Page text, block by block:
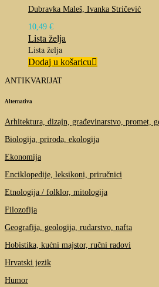
Dubravka Maleš, Ivanka Stričević
10,49 €
Lista želja
Lista želja
Dodaj u košaricu
ANTIKVARIJAT
Alternativa
Arhitektura, dizajn, građevinarstvo, promet,
Biologija, priroda, ekologija
Ekonomija
Enciklopedije, leksikoni, priručnici
Etnologija / folklor, mitologija
Filozofija
Geografija, geologija, rudarstvo, nafta
Hobistika, kućni majstor, ručni radovi
Hrvatski jezik
Humor